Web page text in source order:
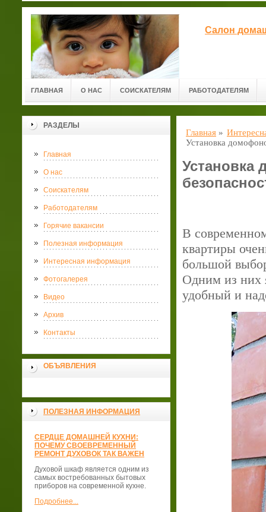
Салон
ГЛАВНАЯ О НАС СОИСКАТЕЛЯМ РАБОТОДАТЕЛЯМ
РАЗДЕЛЫ
Главная
О нас
Соискателям
Работодателям
Горячие вакансии
Полезная информация
Интересная информация
Фотогалерея
Видео
Архив
Контакты
ОБЪЯВЛЕНИЯ
ПОЛЕЗНАЯ ИНФОРМАЦИЯ
СЕРДЦЕ ДОМАШНЕЙ КУХНИ:
ПОЧЕМУ СВОЕВРЕМЕННЫЙ
РЕМОНТ ДУХОВОК ТАК ВАЖЕН
Духовой шкаф является одним из
самых востребованных бытовых
приборов на современной кухне.
Подробнее...
Главная »
Установка
В
квартиры
большой
Одним из них
удобный и